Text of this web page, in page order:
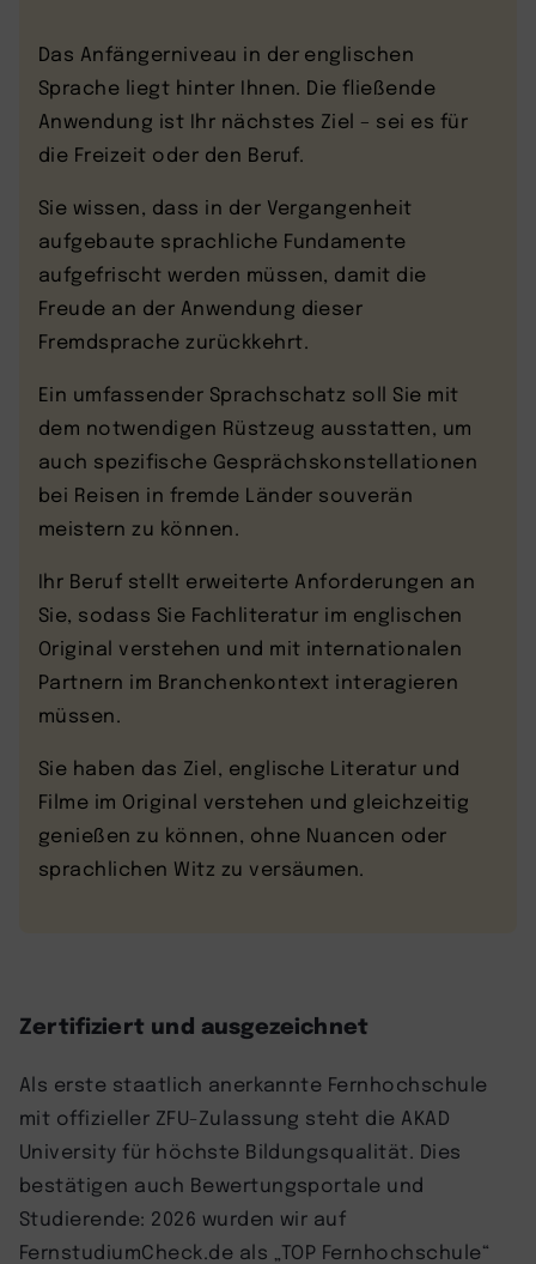
Das Anfängerniveau in der englischen
Sprache liegt hinter Ihnen. Die fließende
Anwendung ist Ihr nächstes Ziel – sei es für
die Freizeit oder den Beruf.
Sie wissen, dass in der Vergangenheit
aufgebaute sprachliche Fundamente
aufgefrischt werden müssen, damit die
Freude an der Anwendung dieser
Fremdsprache zurückkehrt.
Ein umfassender Sprachschatz soll Sie mit
dem notwendigen Rüstzeug ausstatten, um
auch spezifische Gesprächskonstellationen
bei Reisen in fremde Länder souverän
meistern zu können.
Ihr Beruf stellt erweiterte Anforderungen an
Sie, sodass Sie Fachliteratur im englischen
Original verstehen und mit internationalen
Partnern im Branchenkontext interagieren
müssen.
Sie haben das Ziel, englische Literatur und
Filme im Original verstehen und gleichzeitig
genießen zu können, ohne Nuancen oder
sprachlichen Witz zu versäumen.
Zertifiziert und ausgezeichnet
Als erste staatlich anerkannte Fernhochschule
mit offizieller ZFU-Zulassung steht die AKAD
University für höchste Bildungsqualität. Dies
bestätigen auch Bewertungsportale und
Studierende: 2026 wurden wir auf
FernstudiumCheck.de als „TOP Fernhochschule“